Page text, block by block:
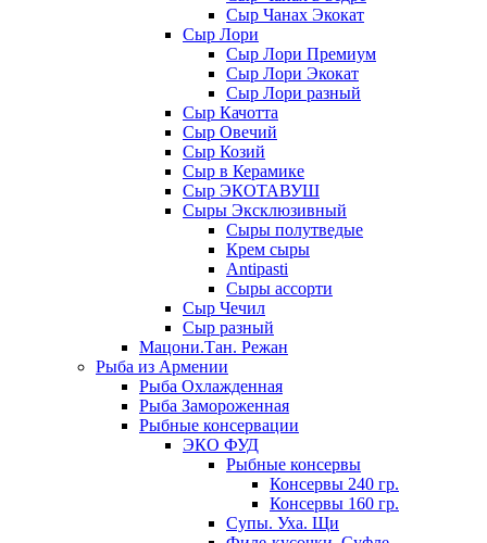
Сыр Чанах Экокат
Сыр Лори
Сыр Лори Премиум
Сыр Лори Экокат
Сыр Лори разный
Сыр Качотта
Сыр Овечий
Сыр Козий
Сыр в Керамике
Сыр ЭКОТАВУШ
Сыры Эксклюзивный
Сыры полутведые
Крем сыры
Antipasti
Сыры ассорти
Сыр Чечил
Сыр разный
Мацони.Тан. Режан
Рыба из Армении
Рыба Охлажденная
Рыба Замороженная
Рыбные консервации
ЭКО ФУД
Рыбные консервы
Консервы 240 гр.
Консервы 160 гр.
Супы. Уха. Щи